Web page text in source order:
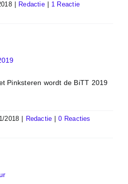
Redactie
1 Reactie
Pinksteren wordt de BiTT 2019
2018 Redactie
0 Reacties